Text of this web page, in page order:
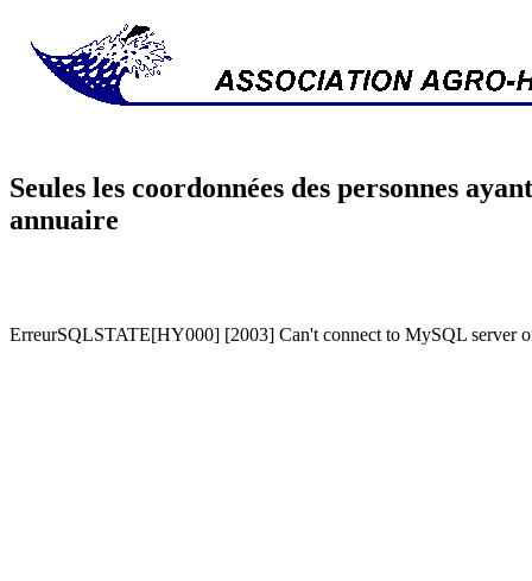
Seules les coordonnées des personnes
annuaire
ErreurSQLSTATE[HY000] [2003] Can't connect to MySQL server